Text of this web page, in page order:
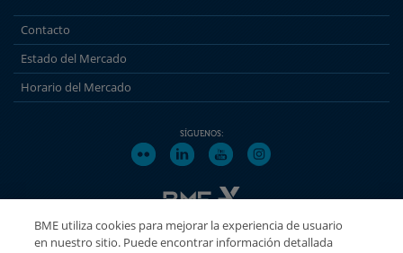
Contacto
Estado del Mercado
Horario del Mercado
SÍGUENOS:
BME utiliza cookies para mejorar la experiencia de usuario
en nuestro sitio. Puede encontrar información detallada